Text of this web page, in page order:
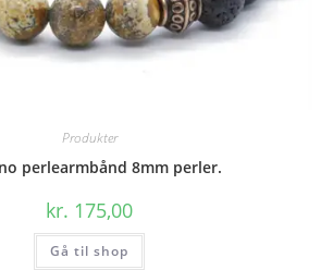
Produkter
perlearmbånd 8mm perler.
kr. 175,00
Gå til shop